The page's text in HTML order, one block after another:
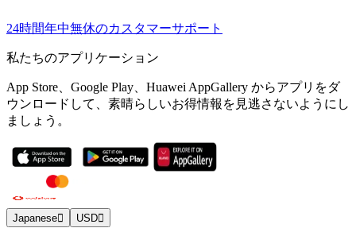
24時間年中無休のカスタマーサポート
私たちのアプリケーション
App Store、Google Play、Huawei AppGallery からアプリをダ
ウンロードして、素晴らしいお得情報を見逃さないようにし
ましょう。
Japanese USD